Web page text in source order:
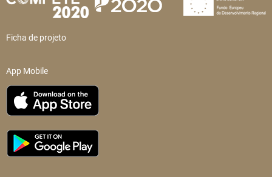
Ficha de projeto
App Mobile